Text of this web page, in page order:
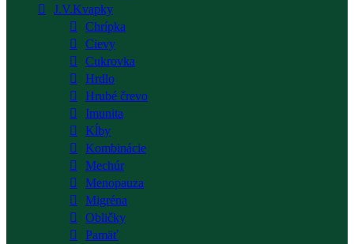
J.V.Kvapky
Chrípka
Cievy
Cukrovka
Hrdlo
Hrubé črevo
Imunita
Kĺby
Kombinácie
Mechúr
Menopauza
Migréna
Obličky
Pamäť